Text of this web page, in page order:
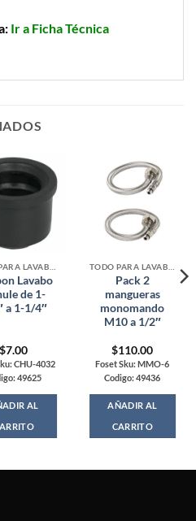
Ir a Ficha Técnica
Lavabo
de 1-
a 1-1/4″
$7.00
CHU-4032
49625
AL
Pack 2
mangueras
monomando
M10 a 1/2″
$110.00
Foset Sku: MMO-6
Codigo: 49436
AÑADIR AL
CARRITO